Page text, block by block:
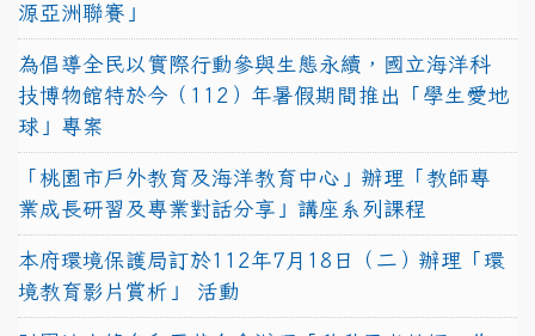
源亞洲聯賽」
為倡導全民以實際行動參與生態永續，國立海洋科
技博物館特於今（112）年暑假期間推出「學生愛地
球」專案
「桃園市戶外教育及海洋教育中心」辦理「教師專
業成長研習及專業對話分享」講座系列課程
本府環境保護局訂於112年7月18日（二）辦理「環
境教育影片賞析」 活動